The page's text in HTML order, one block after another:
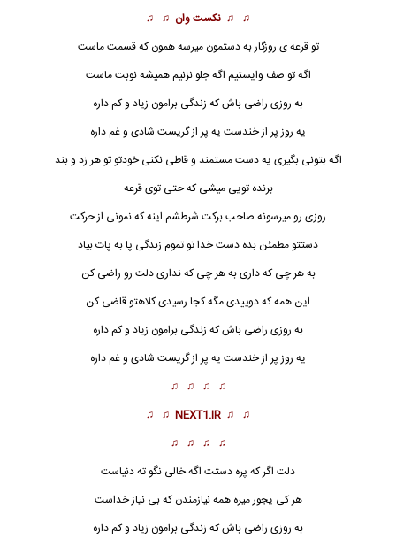
♫ ♫ نکست وان ♫ ♫
تو قرعه ی روزگار به دستمون میرسه همون که قسمت ماست
اگه تو صف وایستیم اگه جلو نزنیم همیشه نوبت ماست
به روزی راضی باش که زندگی برامون زیاد و کم داره
یه روز پر از خندست یه پر از گریست شادی و غم داره
اگه بتونی بگیری یه دست مستمند و قاطی نکنی خودتو تو هر زد و بند
برنده تویی میشی که حتی توی قرعه
روزی رو میرسونه صاحب برکت شرطشم اینه که نمونی از حرکت
دستتو مطمئن بده دست خدا تو تموم زندگی پا به پات بیاد
به هر چی که داری به هر چی که نداری دلت رو راضی کن
این همه که دوییدی مگه کجا رسیدی کلاهتو قاضی کن
به روزی راضی باش که زندگی برامون زیاد و کم داره
یه روز پر از خندست یه پر از گریست شادی و غم داره
♫ ♫ ♫ ♫
♫ ♫
NEXT1.IR
♫ ♫
♫ ♫ ♫ ♫
دلت اگر که پره دستت اگه خالی نگو ته دنیاست
هر کی یجور میره همه نیازمندن که بی نیاز خداست
به روزی راضی باش که زندگی برامون زیاد و کم داره